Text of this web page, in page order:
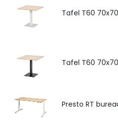
Tafel T60
Tafel T60
Presto RT